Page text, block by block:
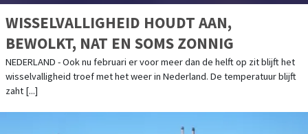
WISSELVALLIGHEID HOUDT AAN,
BEWOLKT, NAT EN SOMS ZONNIG
NEDERLAND - Ook nu februari er voor meer dan de helft op zit blijft het
wisselvalligheid troef met het weer in Nederland. De temperatuur blijft
zaht [...]